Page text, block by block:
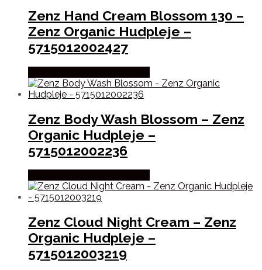
Zenz Hand Cream Blossom 130 –
Zenz Organic Hudpleje –
5715012002427
Zenz Body Wash Blossom – Zenz
Organic Hudpleje –
5715012002236
Zenz Cloud Night Cream – Zenz
Organic Hudpleje –
5715012003219